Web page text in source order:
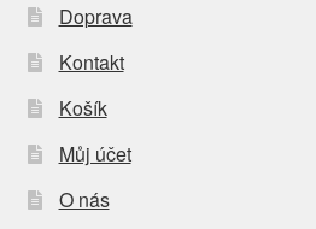
Doprava
Kontakt
Košík
Můj účet
O nás